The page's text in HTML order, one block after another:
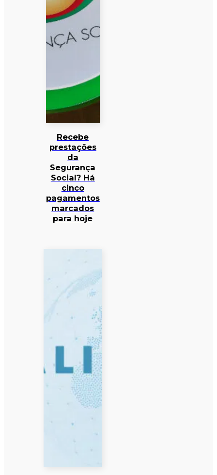
Recebe
prestações
da
Segurança
Social? Há
cinco
pagamentos
marcados
para hoje